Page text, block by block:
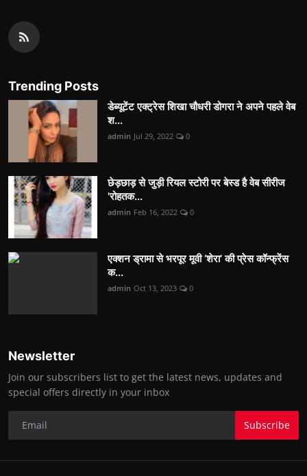
Trending Posts
डेब्यूटेंट एक्ट्रेस शिखा चौधरी डोगरा ने अपने पहले वेब
श...
admin Jul 29, 2022 0
छेड़छाड़ से जुड़ी रियल स्टोरी पर बेस्ड है वेब सीरीज
'रोहतक...
admin Feb 16, 2022 0
एक्शन ड्रामा से भरपूर मूवी ‘शेरा’ की प्रेस कॉन्फ्रेंस
क...
admin Oct 13, 2023 0
Newsletter
Join our subscribers list to get the latest news, updates and
special offers directly in your inbox
Subscribe